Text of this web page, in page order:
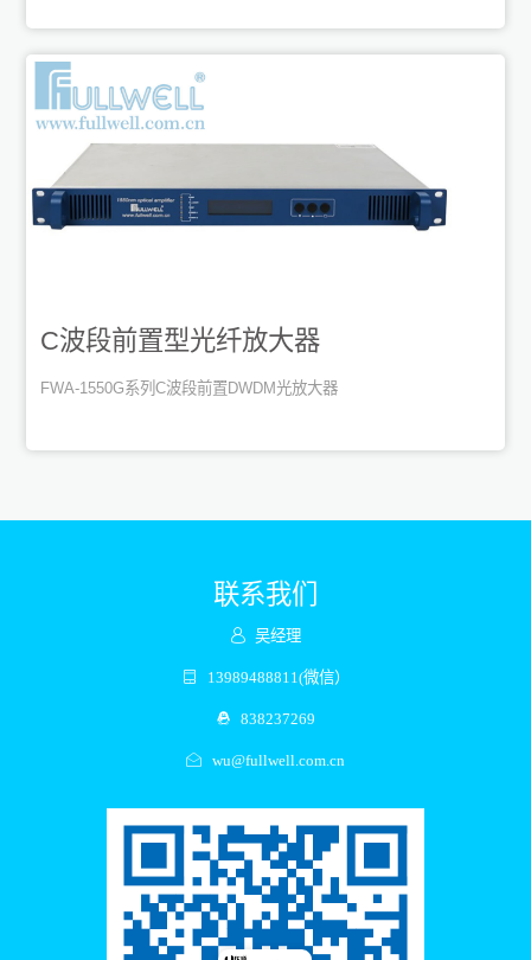
C波段前置型光纤放大器
FWA-1550G系列C波段前置DWDM光放大器
联系我们
吴经理
13989488811(微信）
838237269
wu@fullwell.com.cn